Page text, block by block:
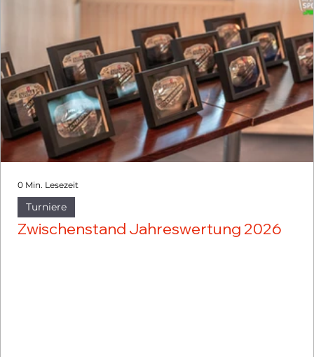
Zwischenstand Jahreswertung 2026
Turniere
0 Min. Lesezeit